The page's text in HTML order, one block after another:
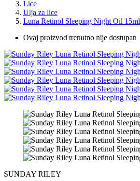
Lice
Ulja za lice
Luna Retinol Sleeping Night Oil 15ml
Ovaj proizvod trenutno nije dostupan
SUNDAY RILEY